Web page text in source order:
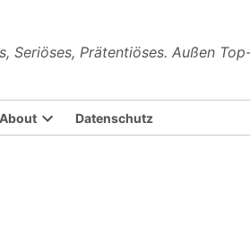
Seriöses, Prätentiöses. Außen
About Datenschutz